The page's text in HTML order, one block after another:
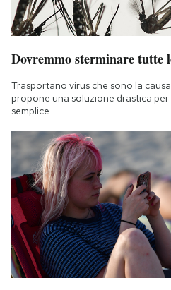
Dovremmo sterminare tutte
Trasportano virus che sono la
propone una soluzione drastica
semplice